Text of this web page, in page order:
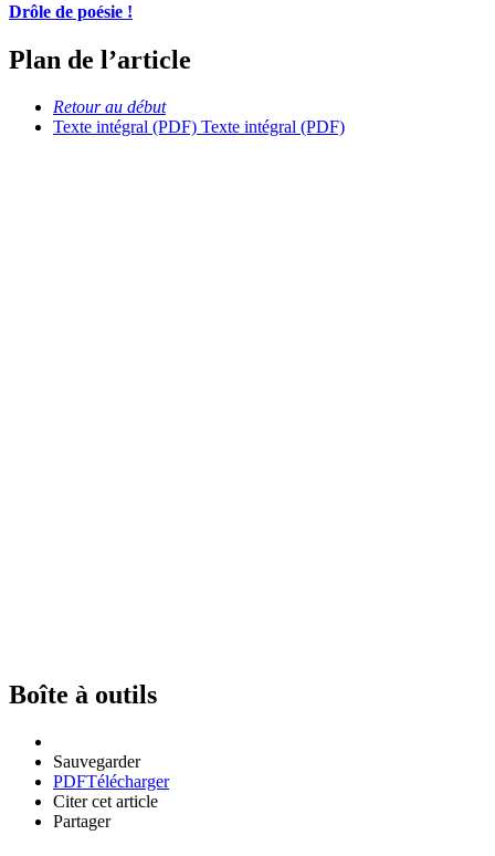
Drôle de poésie !
Plan de l’article
Retour au début
Texte intégral (PDF) Texte intégral (PDF)
Boîte à outils
Sauvegarder
PDFTélécharger
Citer cet article
Partager